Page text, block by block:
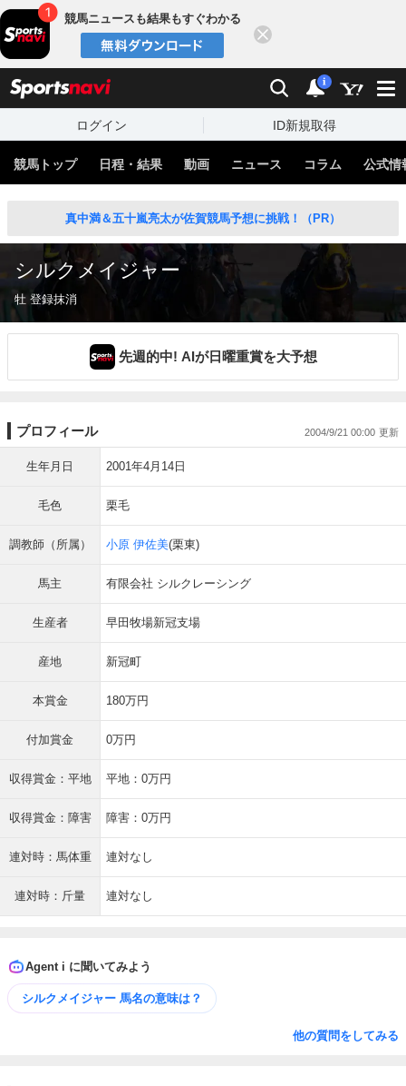
競馬ニュースも結果もすぐわかる
検索 通知
i
ログイン ID新規取得
競馬トップ 日程・結果 動画 ニュース コラム 公式情
真中満＆五十嵐亮太が佐賀競馬予想に挑戦！（PR）
シルクメイジャー
牡 登録抹消
先週的中! AIが日曜重賞を大予想
プロフィール 2004/9/21 00:00
生年月日 2001年4月14日
毛色 栗毛
調教師（所属） 小原 伊佐美(栗東)
馬主 有限会社 シルクレーシング
生産者 早田牧場新冠支場
産地 新冠町
本賞金 180万円
付加賞金 0万円
収得賞金：平地 平地：0万円
収得賞金：障害 障害：0万円
連対時：馬体重 連対なし
連対時：斤量 連対なし
Agent i に聞いてみよう
シルクメイジャー 馬名の意味は？
他の質問をしてみる